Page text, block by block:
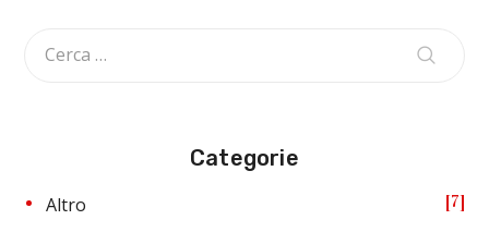
Categorie
Altro 7